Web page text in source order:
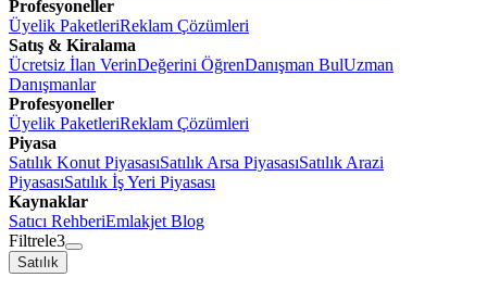
Profesyoneller
Üyelik PaketleriReklam Çözümleri
Satış & Kiralama
Ücretsiz İlan VerinDeğerini ÖğrenDanışman BulUzman
Danışmanlar
Profesyoneller
Üyelik PaketleriReklam Çözümleri
Piyasa
Satılık Konut PiyasasıSatılık Arsa PiyasasıSatılık Arazi
PiyasasıSatılık İş Yeri Piyasası
Kaynaklar
Satıcı RehberiEmlakjet Blog
Filtrele3
Satılık